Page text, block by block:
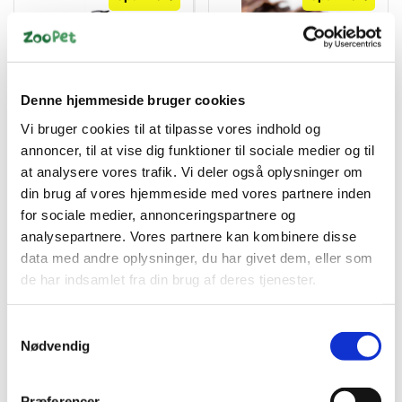
Denne hjemmeside bruger cookies
Vi bruger cookies til at tilpasse vores indhold og
annoncer, til at vise dig funktioner til sociale medier og til
at analysere vores trafik. Vi deler også oplysninger om
din brug af vores hjemmeside med vores partnere inden
for sociale medier, annonceringspartnere og
analysepartnere. Vores partnere kan kombinere disse
data med andre oplysninger, du har givet dem, eller som
de har indsamlet fra din brug af deres tjenester.
Nødvendig
KW SALON ALOE VERA
SHAMPOO 300 ML
Standard salgspris DKK
DKK 29,95
DKK 23,96 ekskl. moms
Køb nu
På lager
Snack ìt Valsede
spiserør 200 g
Standard salgspris DKK
99,00
DKK 59,00
DKK 47,20 ekskl. moms
Køb nu
På lager